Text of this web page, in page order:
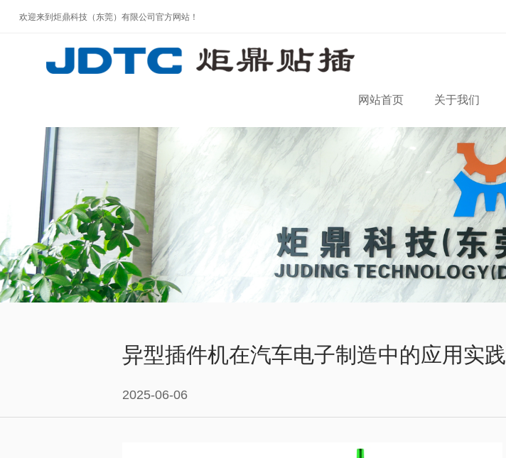
欢迎来到炬鼎科技（东莞）有限公司官方网站！
网站首页 关于我们
异型插件机在汽车电子制造中的应用实践​
2025-06-06